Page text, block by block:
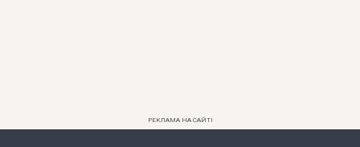
РЕКЛАМА НА САЙТІ